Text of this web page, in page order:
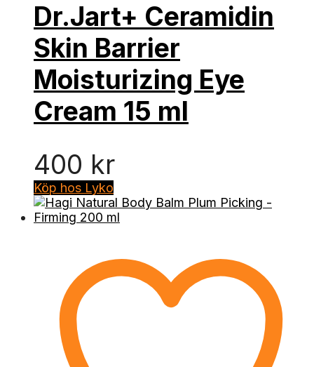
Dr.Jart+ Ceramidin
Skin Barrier
Moisturizing Eye
Cream 15 ml
400 kr
Köp hos Lyko